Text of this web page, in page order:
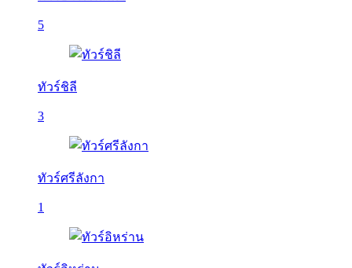
5
ทัวร์ชิลี
3
ทัวร์ศรีลังกา
1